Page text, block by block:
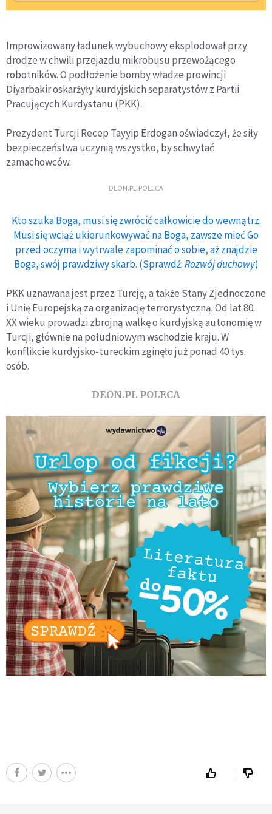
Improwizowany ładunek wybuchowy eksplodował przy
drodze w chwili przejazdu mikrobusu przewożącego
robotników. O podłożenie bomby władze prowincji
Diyarbakir oskarżyły kurdyjskich separatystów z Partii
Pracujących Kurdystanu (PKK).
Prezydent Turcji Recep Tayyip Erdogan oświadczył, że siły
bezpieczeństwa uczynią wszystko, by schwytać
zamachowców.
DEON.PL POLECA
Kto szuka Boga, musi się zwrócić całkowicie do wewnątrz.
Musi się wciąż ukierunkowywać na Boga, zawsze mieć Go
przed oczyma i wytrwale zapominać o sobie, aż znajdzie
Boga, swój prawdziwy skarb. (Sprawdź:Rozwój duchowy)
PKK uznawana jest przez Turcję, a także Stany Zjednoczone
i Unię Europejską za organizację terrorystyczną. Od lat 80.
XX wieku prowadzi zbrojną walkę o kurdyjską autonomię w
Turcji, głównie na południowym wschodzie kraju. W
konflikcie kurdyjsko-tureckim zginęło już ponad 40 tys.
osób.
DEON.PL POLECA